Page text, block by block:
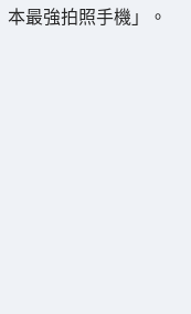
本最強拍照手機」。